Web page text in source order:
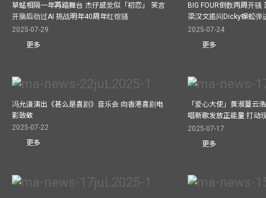
草蜢相隔一年再踏舞台 杰仔感觉似「初恋」 笑言
开脑后劲过AI 挑战明年40周年红馆骚
2025-07-29
更多
BIG FOUR倒数两周开
梁汉文追问Dicky蜈蚣弹
2025-07-24
更多
冯允谦演出《甚么是喜剧》音乐会 向香港喜剧电
影致敬
2025-07-22
更多
「爱心大使」黄淑蔓云
唱新歌发放正能量 打动
2025-07-17
更多